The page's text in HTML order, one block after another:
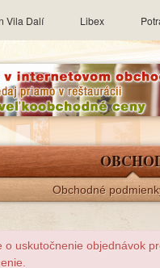
Vila Dalí Libex
Obchodné
uskutočnenie objednávok